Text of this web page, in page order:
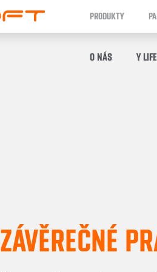
PRODUKTY
O NÁS Y LIFE
ZÁVĚREČNÉ